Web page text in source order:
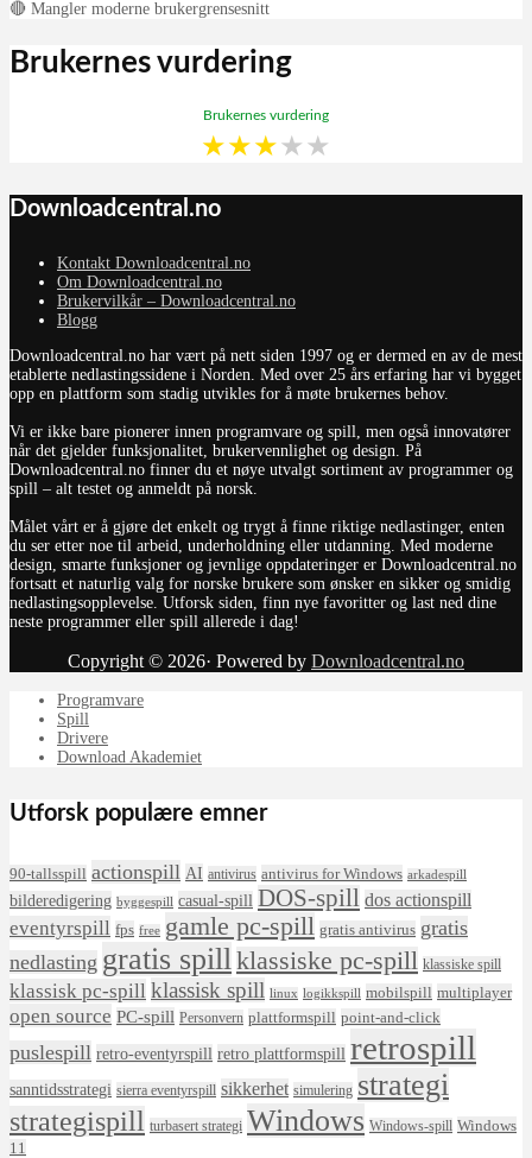
🔴 Mangler moderne brukergrensesnitt
Brukernes vurdering
Brukernes vurdering
★★★★★
Downloadcentral.no
Kontakt Downloadcentral.no
Om Downloadcentral.no
Brukervilkår – Downloadcentral.no
Blogg
Downloadcentral.no har vært på nett siden 1997 og er dermed en av de mest
etablerte nedlastingssidene i Norden. Med over 25 års erfaring har vi bygget
opp en plattform som stadig utvikles for å møte brukernes behov.
Vi er ikke bare pionerer innen programvare og spill, men også innovatører
når det gjelder funksjonalitet, brukervennlighet og design. På
Downloadcentral.no finner du et nøye utvalgt sortiment av programmer og
spill – alt testet og anmeldt på norsk.
Målet vårt er å gjøre det enkelt og trygt å finne riktige nedlastinger, enten
du ser etter noe til arbeid, underholdning eller utdanning. Med moderne
design, smarte funksjoner og jevnlige oppdateringer er Downloadcentral.no
fortsatt et naturlig valg for norske brukere som ønsker en sikker og smidig
nedlastingsopplevelse. Utforsk siden, finn nye favoritter og last ned dine
neste programmer eller spill allerede i dag!
Copyright © 2026· Powered by Downloadcentral.no
Programvare
Spill
Drivere
Download Akademiet
Utforsk populære emner
90-tallsspill actionspill AI antivirus antivirus for Windows arkadespill
bilderedigering byggespill casual-spill DOS-spill dos actionspill
eventyrspill fps free gamle pc-spill gratis antivirus gratis
nedlasting gratis spill klassiske pc-spill klassiske spill
klassisk pc-spill klassisk spill linux logikkspill mobilspill multiplayer
open source PC-spill Personvern plattformspill point-and-click
puslespill retro-eventyrspill retro plattformspill retrospill
sanntidsstrategi sierra eventyrspill sikkerhet simulering strategi
strategispill turbasert strategi Windows Windows-spill Windows
11